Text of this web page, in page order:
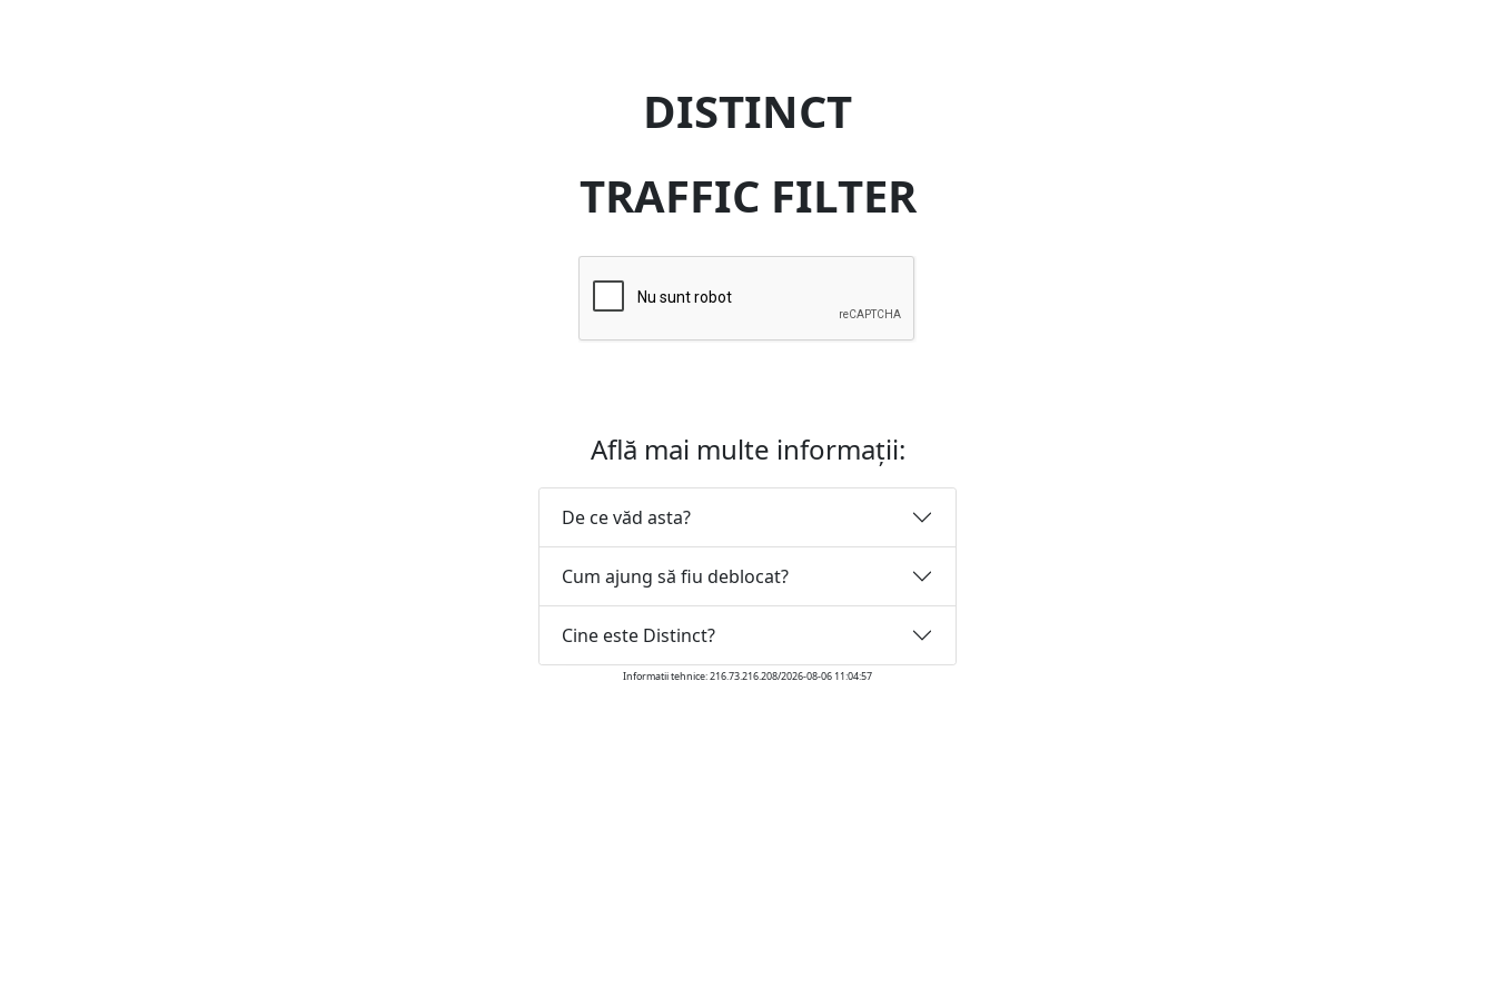
DISTINCT
TRAFFIC FILTER
Află mai multe informații:
De ce văd asta?
Cum ajung să fiu deblocat?
Cine este Distinct?
Informatii tehnice: 216.73.216.208/2026-08-06 11:04:57